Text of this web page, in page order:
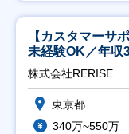
【カスタマーサ
未経験OK／年収
株式会社RERISE
東京都
340万~550万